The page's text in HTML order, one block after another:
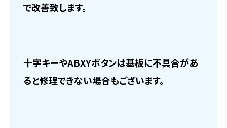
で改善致します。
十字キーやABXYボタンは基板に不具合があ
ると修理できない場合もございます。